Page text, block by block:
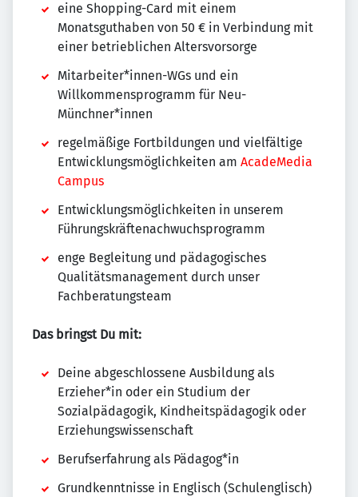
eine Shopping-Card mit einem
Monatsguthaben von 50 € in Verbindung mit
einer betrieblichen Altersvorsorge
Mitarbeiter*innen-WGs und ein
Willkommensprogramm für Neu-
Münchner*innen
regelmäßige Fortbildungen und vielfältige
Entwicklungsmöglichkeiten am AcadeMedia
Campus
Entwicklungsmöglichkeiten in unserem
Führungskräftenachwuchsprogramm
enge Begleitung und pädagogisches
Qualitätsmanagement durch unser
Fachberatungsteam
Das bringst Du mit:
Deine abgeschlossene Ausbildung als
Erzieher*in oder ein Studium der
Sozialpädagogik, Kindheitspädagogik oder
Erziehungswissenschaft
Berufserfahrung als Pädagog*in
Grundkenntnisse in Englisch (Schulenglisch)